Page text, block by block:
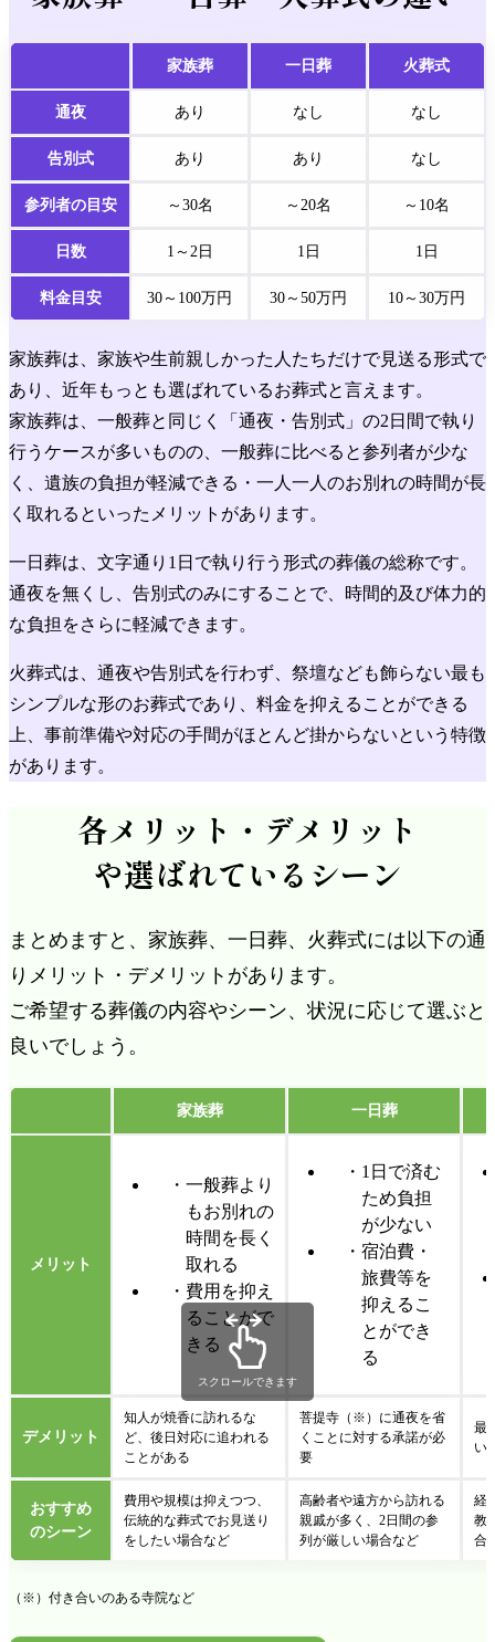
家族葬 一日葬 火葬式
通夜 あり なし なし
告別式 あり あり なし
参列者の目安 ～30名 ～20名 ～10名
日数 1～2日 1日 1日
料金目安 30～100万円 30～50万円 10～30万円
家族葬は、家族や生前親しかった人たちだけで見送る形式で
あり、近年もっとも選ばれているお葬式と言えます。
家族葬は、一般葬と同じく「通夜・告別式」の2日間で執り
行うケースが多いものの、一般葬に比べると参列者が少な
く、遺族の負担が軽減できる・一人一人のお別れの時間が長
く取れるといったメリットがあります。
一日葬は、文字通り1日で執り行う形式の葬儀の総称です。
通夜を無くし、告別式のみにすることで、時間的及び体力的
な負担をさらに軽減できます。
火葬式は、通夜や告別式を行わず、祭壇なども飾らない最も
シンプルな形のお葬式であり、料金を抑えることができる
上、事前準備や対応の手間がほとんど掛からないという特徴
があります。
各メリット・デメリット
や選ばれているシーン
まとめますと、家族葬、一日葬、火葬式には以下の通
りメリット・デメリットがあります。
ご希望する葬儀の内容やシーン、状況に応じて選ぶと
良いでしょう。
家族葬 一日葬
メリット
一般葬より
もお別れの
時間を長く
取れる
費用を抑え
ることがで
きる
1日で済む
ため負担
が少ない
宿泊費・
旅費等を
抑えるこ
とができ
る
デメリット
知人が焼香に訪れるな
ど、後日対応に追われる
ことがある
菩提寺（※）に通夜を省
くことに対する承諾が必
要
最
い
おすすめ
のシーン
費用や規模は抑えつつ、
伝統的な葬式でお見送り
をしたい場合など
高齢者や遠方から訪れる
親戚が多く、2日間の参
列が厳しい場合など
経
教
合
スクロールできます
（※）付き合いのある寺院など